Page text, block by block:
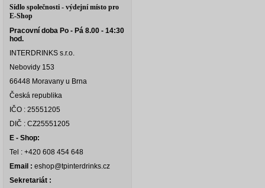
Sídlo společnosti - výdejní místo pro
E-Shop
Pracovní doba Po - Pá 8.00 - 14:30
hod.
INTERDRINKS s.r.o.
Nebovidy 153
66448 Moravany u Brna
Česká republika
IČO : 25551205
DIČ : CZ25551205
E - Shop:
Tel : +420 608 454 648
Email : eshop@tpinterdrinks.cz
Sekretariát :